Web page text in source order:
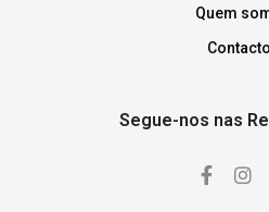
Quem
Segue-nos nas